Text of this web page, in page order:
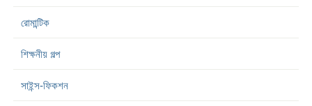
রোমান্টিক
শিক্ষনীয় গল্প
সাইন্স-ফিকশন